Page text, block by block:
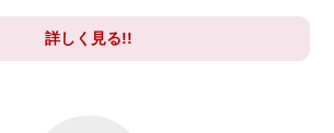
詳しく見る!!